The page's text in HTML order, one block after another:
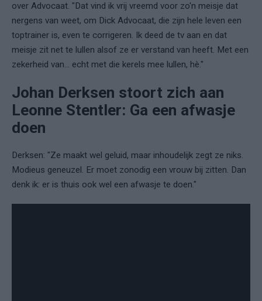
over Advocaat. "Dat vind ik vrij vreemd voor zo'n meisje dat
nergens van weet, om Dick Advocaat, die zijn hele leven een
toptrainer is, even te corrigeren. Ik deed de tv aan en dat
meisje zit net te lullen alsof ze er verstand van heeft. Met een
zekerheid van... echt met die kerels mee lullen, hè."
Johan Derksen stoort zich aan
Leonne Stentler: Ga een afwasje
doen
Derksen: "Ze maakt wel geluid, maar inhoudelijk zegt ze niks.
Modieus geneuzel. Er moet zonodig een vrouw bij zitten. Dan
denk ik: er is thuis ook wel een afwasje te doen."